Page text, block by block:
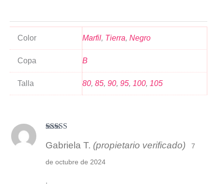
Color Marfil, Tierra, Negro
Copa B
Talla 80, 85, 90, 95, 100, 105
5de 5
Gabriela T. (propietario verificado) 7
de octubre de 2024
.